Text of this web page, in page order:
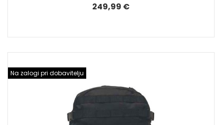
249,99 €
Na zalogi pri dobavitelju